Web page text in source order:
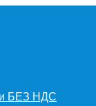
и БЕЗ НДС